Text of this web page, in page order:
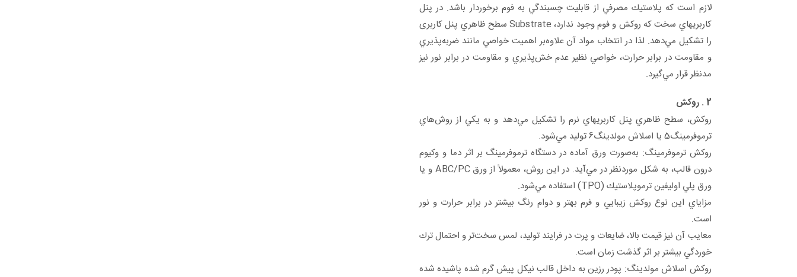
لازم است كه پلاستيك مصرفي از قابليت چسبندگي به فوم برخوردار باشد. در پنل
کاربریهاي سخت كه روكش و فوم وجود ندارد، Substrate سطح ظاهري پنل کاربری
را تشكيل مي‌دهد. لذا در انتخاب مواد آن علاوه‌بر اهميت خواصي مانند ضربه‌پذيري
و مقاومت در برابر حرارت، خواصي نظير عدم خش‌پذيري و مقاومت در برابر نور نيز
مدنظر قرار مي‌گيرد.
2 . روكش
روكش، سطح ظاهري پنل کاربریهاي نرم را تشكيل مي‌دهد و به يكي از روش‌هاي
ترموفرمينگ5 يا اسلاش مولدينگ6 توليد مي‌شود.
روكش ترموفرمينگ: به‌صورت ورق آماده در دستگاه ترموفرمينگ بر اثر دما و وكيوم
درون قالب، به شكل موردنظر در مي‌آيد. در اين روش، معمولاً از ورق ABC/PC و يا
ورق پلي اوليفين ترموپلاستيك (TPO) استفاده مي‌شود.
مزاياي اين نوع روكش زيبايي و فرم بهتر و دوام رنگ بيشتر در برابر حرارت و نور
است.
معايب آن نيز قيمت بالا، ضايعات و پرت در فرايند توليد، لمس سخت‌تر و احتمال ترك
خوردگي بيشتر بر اثر گذشت زمان است.
روكش اسلاش مولدينگ: پودر رزين به داخل قالب نيكل پيش گرم شده پاشيده شده